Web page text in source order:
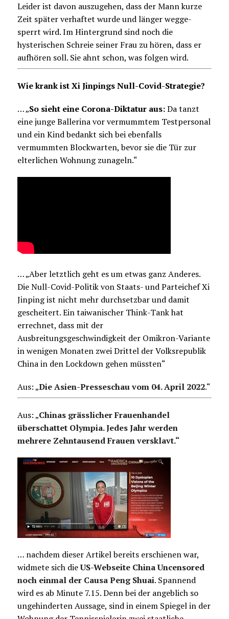
Leider ist davon auszugehen, dass der Mann kurze
Zeit später verhaftet wurde und länger wegge-
sperrt wird. Im Hintergrund sind noch die
hysterischen Schreie seiner Frau zu hören, dass er
aufhören soll. Sie ahnt schon, was folgen wird.
Wie krank ist Xi Jinpings Null-Covid-Strategie?
… „So sieht eine Corona-Diktatur aus:Da tanzt
eine junge Ballerina vor vermummtem Testpersonal
und ein Kind bedankt sich bei ebenfalls
vermummten Blockwarten, bevor sie die Tür zur
elterlichen Wohnung zunageln.“
… „Aber letztlich geht es um etwas ganz Anderes.
Die Null-Covid-Politik von Staats- und Parteichef Xi
Jinping ist nicht mehr durchsetzbar und damit
gescheitert. Ein taiwanischer Think-Tank hat
errechnet, dass mit der
Ausbreitungsgeschwindigkeit der Omikron-Variante
in wenigen Monaten zwei Drittel der Volksrepublik
China in den Lockdown gehen müssten“
Aus: „Die Asien-Presseschau vom 04. April 2022.“
Aus: „Chinas grässlicher Frauenhandel
überschattet Olympia. Jedes Jahr werden
mehrere Zehntausend Frauen versklavt.“
… nachdem dieser Artikel bereits erschienen war,
widmete sich dieUS-Webseite China Uncensored
noch einmal der Causa Peng Shuai. Spannend
wird es ab Minute 7.15. Denn bei der angeblich so
ungehinderten Aussage, sind in einem Spiegel in der